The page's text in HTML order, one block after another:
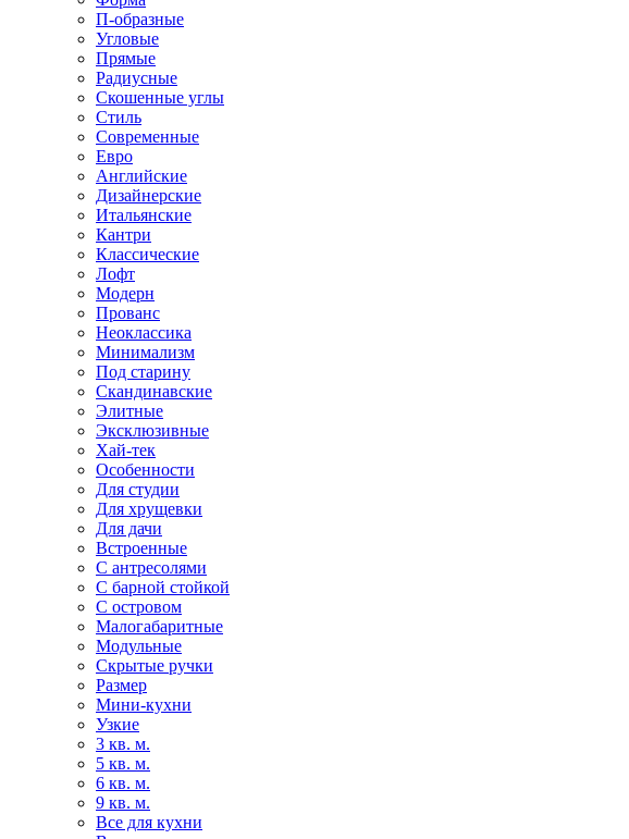
П-образные
Угловые
Прямые
Радиусные
Скошенные углы
Стиль
Современные
Евро
Английские
Дизайнерские
Итальянские
Кантри
Классические
Лофт
Модерн
Прованс
Неоклассика
Минимализм
Под старину
Скандинавские
Элитные
Эксклюзивные
Хай-тек
Особенности
Для студии
Для хрущевки
Для дачи
Встроенные
С антресолями
С барной стойкой
С островом
Малогабаритные
Модульные
Скрытые ручки
Размер
Мини-кухни
Узкие
3 кв. м.
5 кв. м.
6 кв. м.
9 кв. м.
Все для кухни